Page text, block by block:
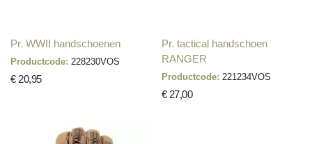
Pr. WWII handschoenen
Productcode: 228230VOS
€ 20,95
Pr. tactical handschoen
RANGER
Productcode: 221234VOS
€ 27,00